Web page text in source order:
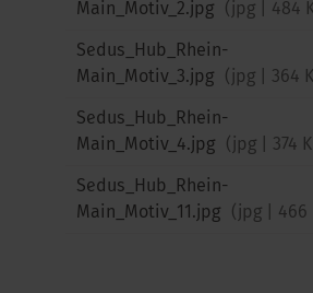
Main_Motiv_2.jpg
( jpg 484
Sedus_Hub_Rhein-
Main_Motiv_3.jpg
( jpg 364
Sedus_Hub_Rhein-
Main_Motiv_4.jpg
( jpg 374
Sedus_Hub_Rhein-
Main_Motiv_11.jpg
( jpg 466